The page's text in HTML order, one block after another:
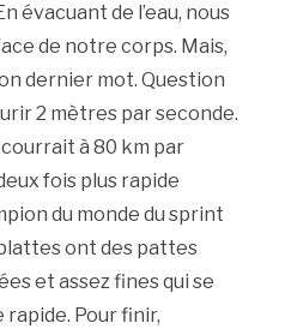
évacuant de l’eau, nous
de notre corps. Mais,
dernier mot. Question
2 mètres par seconde.
à 80 km par
fois plus rapide
du monde du sprint
ont des pattes
et assez fines qui se
Pour finir,